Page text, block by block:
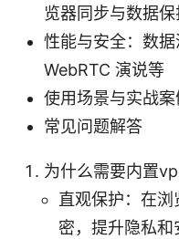
览器同步与数据保
性能与安全：数据
WebRTC 演说等
使用场景与实战案
常见问题解答
为什么需要内置
直观保护：在
密，提升隐私和